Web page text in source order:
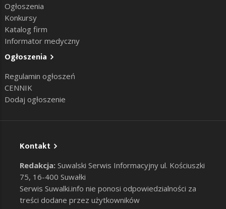
Ogłoszenia
Konkursy
Katalog firm
Informator medyczny
Ogłoszenia
Regulamin ogłoszeń
CENNIK
Dodaj ogłoszenie
Kontakt
Redakcja: Suwalski Serwis Informacyjny ul. Kościuszki
75, 16-400 Suwałki
Serwis Suwalki.info nie ponosi odpowiedzialności za
treści dodane przez użytkowników